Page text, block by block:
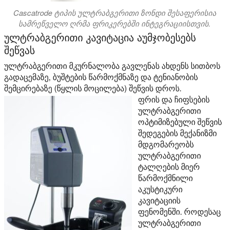
Cascatrode ტიპის ულტრაბგერითი ზონდი შესაფერისია
სამრეწველო ღრმა ფრიკერებში ინტეგრაციისთვის.
ულტრაბგერითი კავიტაცია აუმჯობესებს
შეწვას
ულტრაბგერითი მკურნალობა გავლენას ახდენს სითბოს
გადაცემაზე, ბუშტების წარმოქმნაზე და ტენიანობის
შემცირებაზე (წყლის მოცილება) შეწვის დროს.
ფრის და ჩიფსების
ულტრაბგერითი
ოპტიმიზებული შეწვის
შედეგების მექანიზმი
მდგომარეობს
ულტრაბგერითი
ტალღების მიერ
წარმოქმნილი
აკუსტიკური
კავიტაციის
ფენომენში. როდესაც
ულტრაბგერითი